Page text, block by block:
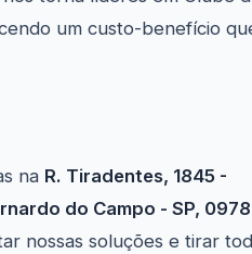
um custo-benefício
na R. Tiradentes, 1845 -
do Campo - SP,
nossas soluções e tirar